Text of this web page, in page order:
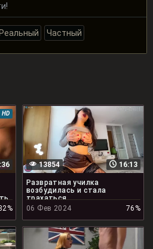
Реальный Частный
HD
16:13
13854
Развратная училка
возбудилась и стала
трахаться
06 Фев 2024
76%